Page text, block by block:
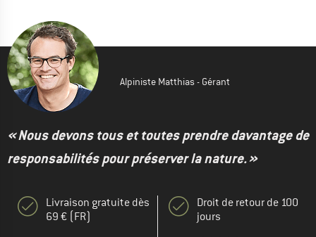
Alpiniste Matthias - Gérant
« Nous devons tous et toutes prendre davantage de
responsabilités pour préserver la nature. »
Livraison gratuite dès
69 € (FR)
Droit de retour de 100
jours